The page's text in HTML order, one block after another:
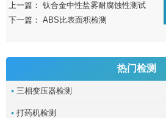
上一篇：钛合金中性盐雾耐腐蚀性测试
下一篇：ABS比表面积检测
热门检测
三相变压器检测
打药机检测